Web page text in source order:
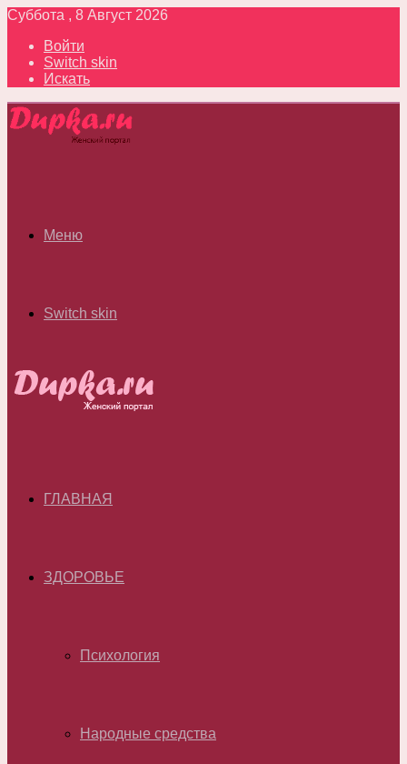
Суббота , 8 Август 2026
Войти
Switch skin
Искать
Меню
Switch skin
ГЛАВНАЯ
ЗДОРОВЬЕ
Психология
Народные средства